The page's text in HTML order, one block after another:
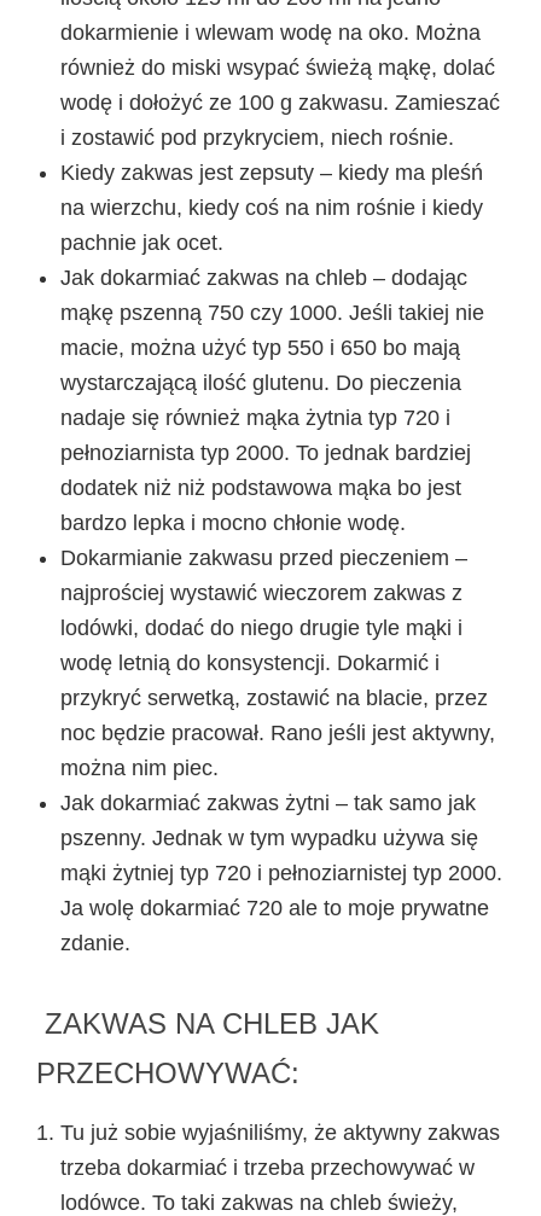
dokarmienie i wlewam wodę na oko. Można
również do miski wsypać świeżą mąkę, dolać
wodę i dołożyć ze 100 g zakwasu. Zamieszać
i zostawić pod przykryciem, niech rośnie.
Kiedy zakwas jest zepsuty – kiedy ma pleśń
na wierzchu, kiedy coś na nim rośnie i kiedy
pachnie jak ocet.
Jak dokarmiać zakwas na chleb – dodając
mąkę pszenną 750 czy 1000. Jeśli takiej nie
macie, można użyć typ 550 i 650 bo mają
wystarczającą ilość glutenu. Do pieczenia
nadaje się również mąka żytnia typ 720 i
pełnoziarnista typ 2000. To jednak bardziej
dodatek niż niż podstawowa mąka bo jest
bardzo lepka i mocno chłonie wodę.
Dokarmianie zakwasu przed pieczeniem –
najprościej wystawić wieczorem zakwas z
lodówki, dodać do niego drugie tyle mąki i
wodę letnią do konsystencji. Dokarmić i
przykryć serwetką, zostawić na blacie, przez
noc będzie pracował. Rano jeśli jest aktywny,
można nim piec.
Jak dokarmiać zakwas żytni – tak samo jak
pszenny. Jednak w tym wypadku używa się
mąki żytniej typ 720 i pełnoziarnistej typ 2000.
Ja wolę dokarmiać 720 ale to moje prywatne
zdanie.
ZAKWAS NA CHLEB JAK
PRZECHOWYWAĆ:
Tu już sobie wyjaśniliśmy, że aktywny zakwas
trzeba dokarmiać i trzeba przechowywać w
lodówce. To taki zakwas na chleb świeży,